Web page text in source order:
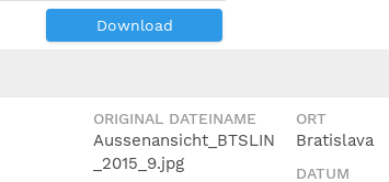
Download
ORIGINAL DATEINAME
Aussenansicht_BTSLIN
_2015_9.jpg
ORT
Bratislava
DATUM